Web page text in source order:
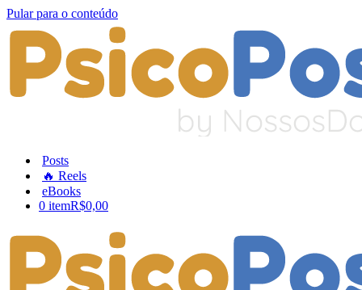
Pular para o conteúdo
Posts
🔥 Reels
eBooks
0 itemR$0,00